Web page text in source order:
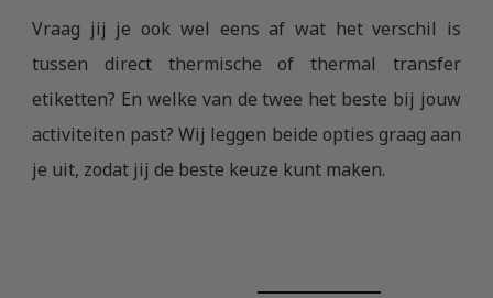
Vraag jij je ook wel eens af wat het verschil is
tussen direct thermische of thermal transfer
etiketten? En welke van de twee het beste bij jouw
activiteiten past? Wij leggen beide opties graag aan
je uit, zodat jij de beste keuze kunt maken.